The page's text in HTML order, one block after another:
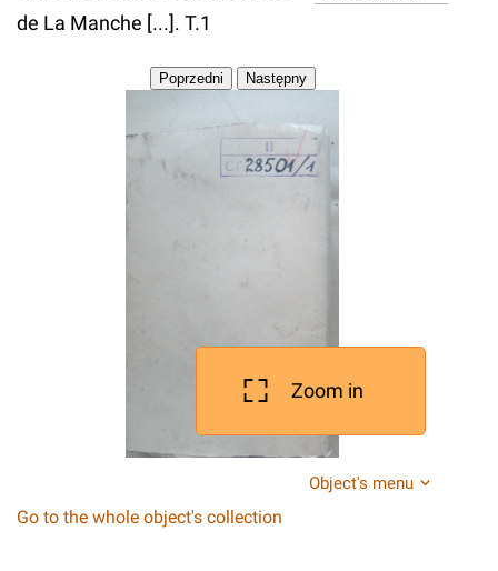
de La Manche [...]. T.1
Zoom in
Object's menu
Go to the whole object's collection